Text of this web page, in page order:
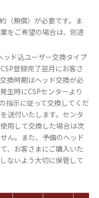
（無償）が必要です。ま
をご希望の場合は、別途
ッド込ユーザー交換タイプ
登録完了翌月にお客さ
換時期はヘッド交換が必
生時にCSPセンターより
指示に従って交換してくだ
送付いたします。センタ
用して交換した場合は次
ん。また、予備のヘッド
、お客さまにご購入いた
ないよう大切に保管して